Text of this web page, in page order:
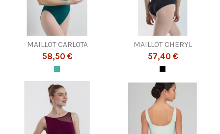
MAILLOT CARLOTA
58,50 €
MAILLOT CHERYL
57,40 €